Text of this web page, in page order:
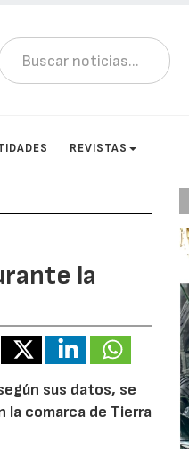
REVISTAS
la
sus datos, se
la comarca de Tierra